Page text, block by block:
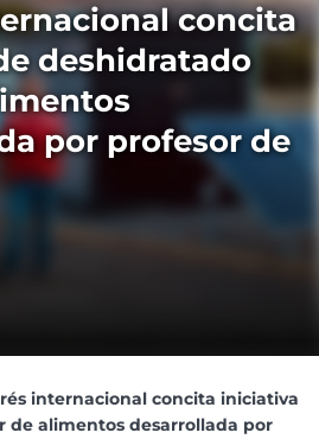
concita
deshidratado
por profesor de
internacional concita iniciativa
de alimentos desarrollada por